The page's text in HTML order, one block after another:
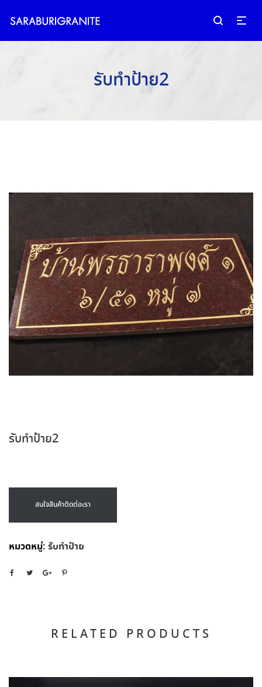
รับทำป้าย2
รับทำป้าย2
สนใจสินค้าติดต่อเรา
หมวดหมู่: รับทำป้าย
RELATED PRODUCTS